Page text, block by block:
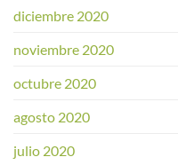
diciembre 2020
noviembre 2020
octubre 2020
agosto 2020
julio 2020